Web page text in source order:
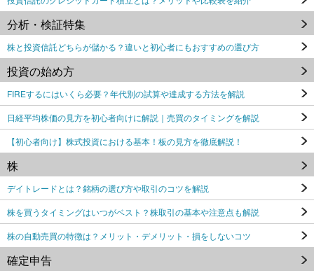
分析・検証特集
株と投資信託どちらが儲かる？違いと初心者にもおすすめの選び方
投資の始め方
FIREするにはいくら必要？年代別の試算や達成する方法を解説
日経平均株価の見方を初心者向けに解説｜売買のタイミングを解説
【初心者向け】株式投資における基本！板の見方を徹底解説！
株
デイトレードとは？銘柄の選び方や取引のコツを解説
株を買うタイミングはいつがベスト？株取引の基本や注意点も解説
株の自動売買の特徴は？メリット・デメリット・損をしないコツ
確定申告